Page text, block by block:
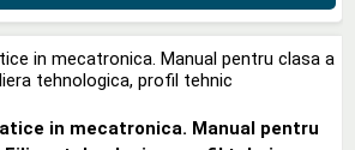
in mecatronica. Manual pentru